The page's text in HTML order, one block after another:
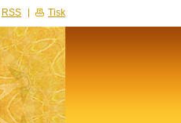
RSS Tisk